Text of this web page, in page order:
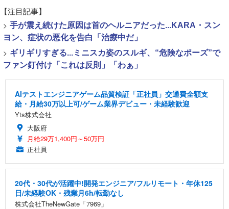
【注目記事】
> 手が震え続けた原因は首のヘルニアだった...KARA・スン
ヨン、症状の悪化を告白「治療中だ」
> ギリギリすぎる...ミニスカ姿のスルギ、“危険なポーズ”で
ファン釘付け「これは反則」「わぁ」
AIテストエンジニアゲーム品質検証「正社員」交通費全額支
給・月給30万以上可/ゲーム業界デビュー・未経験歓迎
Yts株式会社
大阪府
月給29万1,400円～50万円
正社員
20代・30代が活躍中!開発エンジニア/フルリモート・年休125
日/未経験OK・残業月6h/転勤なし
株式会社TheNewGate「7969」